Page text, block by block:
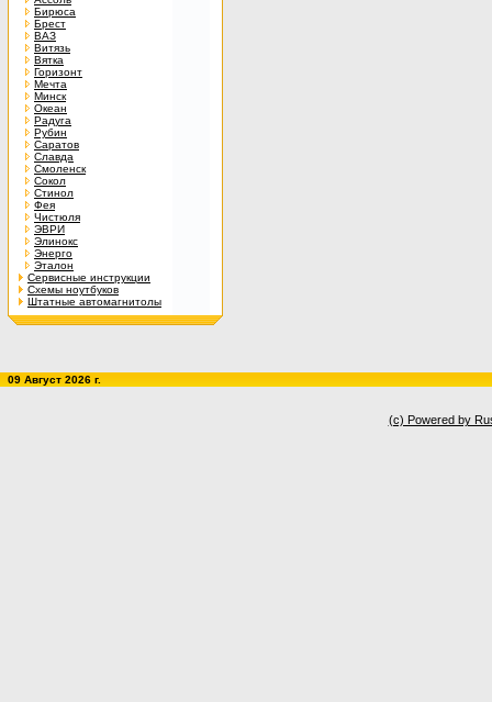
Бирюса
Брест
ВАЗ
Витязь
Вятка
Горизонт
Мечта
Минск
Океан
Радуга
Рубин
Саратов
Славда
Смоленск
Сокол
Стинол
Фея
Чистюля
ЭВРИ
Элинокс
Энерго
Эталон
Сервисные инструкции
Схемы ноутбуков
Штатные автомагнитолы
09 Август 2026 г.
(c) Powered by